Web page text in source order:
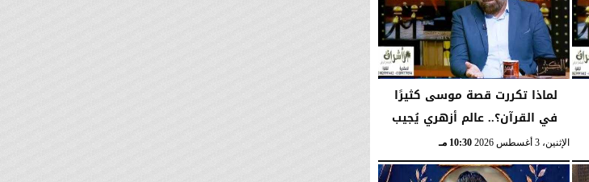
لماذا تكررت قصة موسى كثيرًا
في القرآن؟.. عالم أزهري يُجيب
الإثنين، 3 أغسطس 2026 10:30 مـ